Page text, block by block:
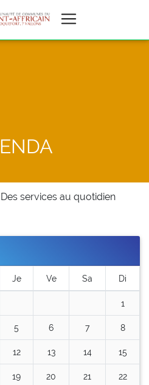
Des services au quotidien
Je Ve Sa Di
1
5 6 7 8
12 13 14 15
19 20 21 22